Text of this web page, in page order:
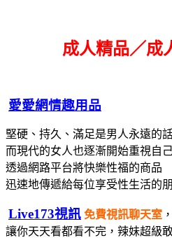
成人精品／成
愛愛網情趣用品
堅硬、持久、滿足是男人永遠的
而現代的女人也逐漸開始重視自
透過網路平台將快樂性福的商品
迅速地傳遞給每位享受性生活的
Live173視訊 免費視訊聊天室
讓你天天看都看不完，辣妹超級